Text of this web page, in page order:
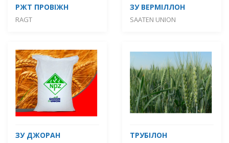
РЖТ ПРОВІЖН
RAGT
ЗУ ВЕРМІЛЛОН
SAATEN UNION
ЗУ ДЖОРАН ТРУБІЛОН